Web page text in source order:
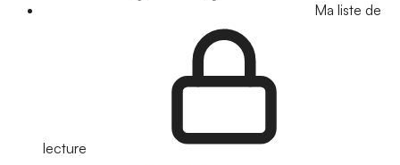
Ma liste de
lecture